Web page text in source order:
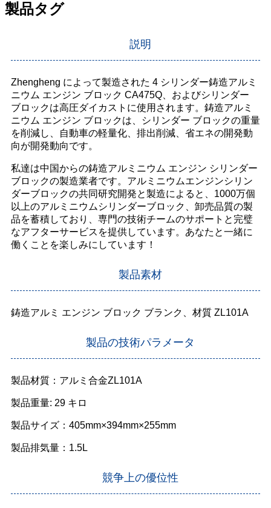
製品タグ
説明
Zhengheng によって製造された 4 シリンダー鋳造アルミ
ニウム エンジン ブロック CA475Q、およびシリンダー
ブロックは高圧ダイカストに使用されます。鋳造アルミ
ニウム エンジン ブロックは、シリンダー ブロックの重量
を削減し、自動車の軽量化、排出削減、省エネの開発動
向が開発動向です。
私達は中国からの鋳造アルミニウム エンジン シリンダー
ブロックの製造業者です。アルミニウムエンジンシリン
ダーブロックの共同研究開発と製造によると、1000万個
以上のアルミニウムシリンダーブロック、卸売品質の製
品を蓄積しており、専門の技術チームのサポートと完璧
なアフターサービスを提供しています。あなたと一緒に
働くことを楽しみにしています！
製品素材
鋳造アルミ エンジン ブロック ブランク、材質 ZL101A
製品の技術パラメータ
製品材質：アルミ合金ZL101A
製品重量: 29 キロ
製品サイズ：405mm×394mm×255mm
製品排気量：1.5L
競争上の優位性